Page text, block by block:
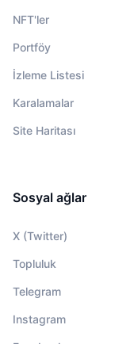
NFT'ler
Portföy
İzleme Listesi
Karalamalar
Site Haritası
Sosyal ağlar
X (Twitter)
Topluluk
Telegram
Instagram